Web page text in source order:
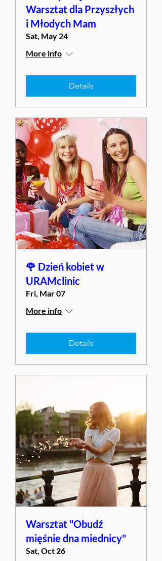
Warsztat dla Przyszłych
i Młodych Mam
Sat, May 24
More info
Details
🌹 Dzień kobiet w
URAMclinic
Fri, Mar 07
More info
Details
Warsztat "Obudź
mięśnie dna miednicy"
Sat, Oct 26